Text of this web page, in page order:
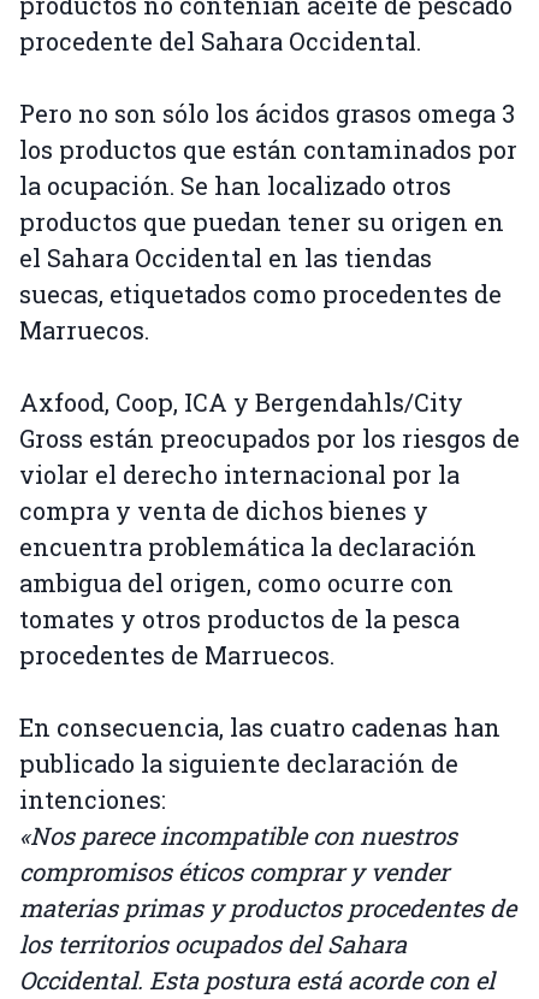
procedente del Sahara Occidental.
Pero no son sólo los ácidos grasos omega 3
los productos que están contaminados por
la ocupación. Se han localizado otros
productos que puedan tener su origen en
el Sahara Occidental en las tiendas
suecas, etiquetados como procedentes de
Marruecos.
Axfood, Coop, ICA y Bergendahls/City
Gross están preocupados por los riesgos de
violar el derecho internacional por la
compra y venta de dichos bienes y
encuentra problemática la declaración
ambigua del origen, como ocurre con
tomates y otros productos de la pesca
procedentes de Marruecos.
En consecuencia, las cuatro cadenas han
publicado la siguiente declaración de
intenciones:
«Nos parece incompatible con nuestros
compromisos éticos comprar y vender
materias primas y productos procedentes de
los territorios ocupados del Sahara
Occidental. Esta postura está acorde con el